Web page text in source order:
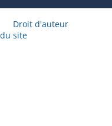
Droit d'auteur
site